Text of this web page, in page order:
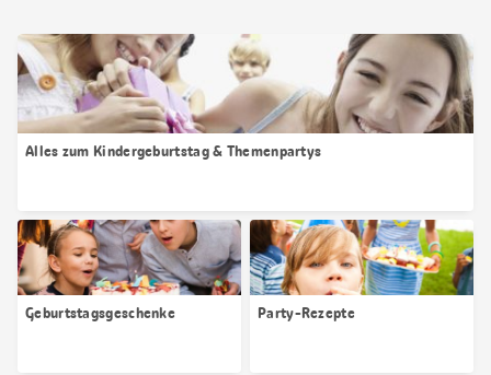
Alles zum Kindergeburtstag & Themenpartys
Geburtstagsgeschenke Party-Rezepte